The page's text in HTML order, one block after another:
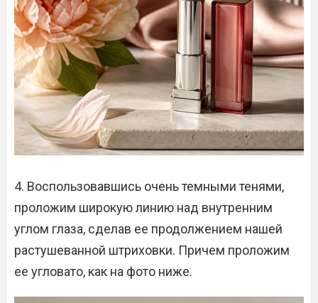
4. Воспользовавшись очень темными тенями,
проложим широкую линию над внутренним
углом глаза, сделав ее продолжением нашей
растушеванной штриховки. Причем проложим
ее угловато, как на фото ниже.